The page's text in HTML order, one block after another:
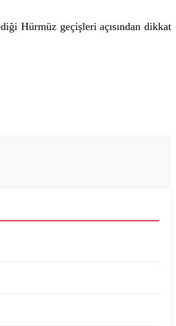
Hürmüz geçişleri açısından dikkat